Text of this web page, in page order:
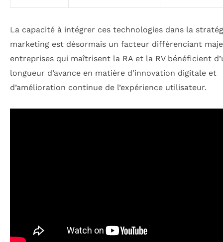
La capacité à intégrer ces technologies dans la
marketing est désormais un facteur différenciant
entreprises qui maîtrisent la RA et la RV bénéficient
longueur d’avance en matière d’innovation digitale et
d’amélioration continue de l’expérience utilisateur.